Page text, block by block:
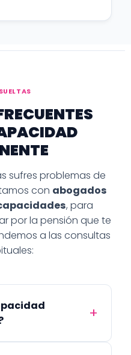
sufres problemas de
con abogados
, para
por la pensión que te
a las consultas